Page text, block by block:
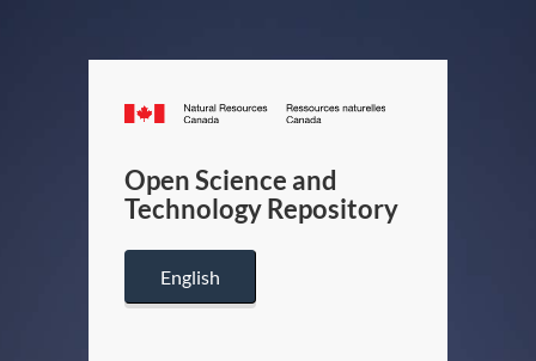
Canada.ca
/
Canada
Open Science and
Technology Repository
English